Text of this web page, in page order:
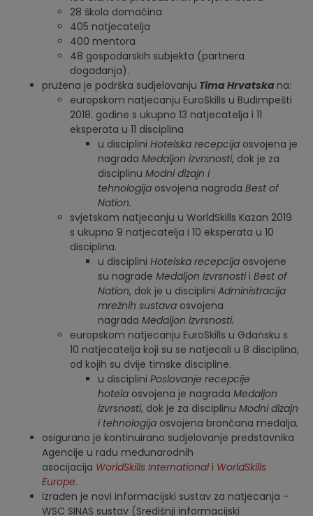
28 škola domaćina
405 natjecatelja
400 mentora
48 gospodarskih subjekta (partnera
događanja).
pružena je podrška sudjelovanju Tima Hrvatska na:
europskom natjecanju EuroSkills u Budimpešti
2018. godine s ukupno 13 natjecatelja i 11
eksperata u 11 disciplina
u disciplini Hotelska recepcija osvojena je
nagrada Medaljon izvrsnosti, dok je za
disciplinu Modni dizajn i
tehnologija osvojena nagrada Best of
Nation.
svjetskom natjecanju u WorldSkills Kazan 2019
s ukupno 9 natjecatelja i 10 eksperata u 10
disciplina.
u disciplini Hotelska recepcija osvojene
su nagrade Medaljon izvrsnostii Best of
Nation, dok je u disciplini Administracija
mrežnih sustava osvojena
nagrada Medaljon izvrsnosti.
europskom natjecanju EuroSkills u Gdańsku s
10 natjecatelja koji su se natjecali u 8 disciplina,
od kojih su dvije timske discipline.
u disciplini Poslovanje recepcije
hotela osvojena je nagrada Medaljon
izvrsnosti, dok je za disciplinu Modni dizajn
i tehnologija osvojena brončana medalja.
osigurano je kontinuirano sudjelovanje predstavnika
Agencije u radu međunarodnih
asocijacija WorldSkills Internationali WorldSkills
Europe.
izrađen je novi informacijski sustav za natjecanja –
WSC SINAS sustav (Središnji informacijski